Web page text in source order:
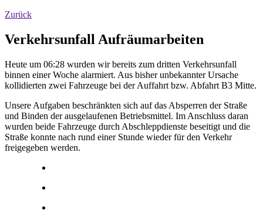
Zurück
Verkehrsunfall Aufräumarbeiten
Heute um 06:28 wurden wir bereits zum dritten Verkehrsunfall
binnen einer Woche alarmiert. Aus bisher unbekannter Ursache
kollidierten zwei Fahrzeuge bei der Auffahrt bzw. Abfahrt B3 Mitte.
Unsere Aufgaben beschränkten sich auf das Absperren der Straße
und Binden der ausgelaufenen Betriebsmittel. Im Anschluss daran
wurden beide Fahrzeuge durch Abschleppdienste beseitigt und die
Straße konnte nach rund einer Stunde wieder für den Verkehr
freigegeben werden.